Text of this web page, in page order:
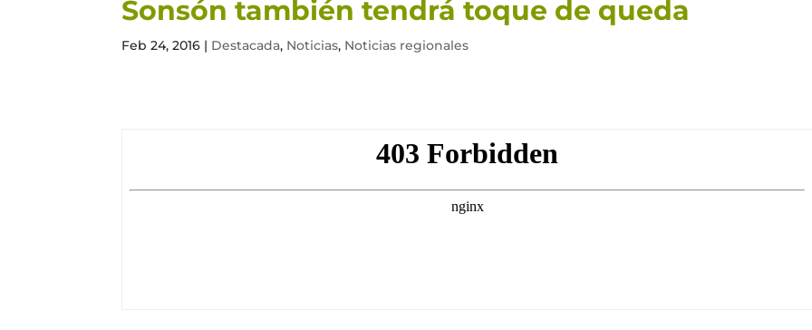
Sonsón también tendrá toque de queda
Feb 24, 2016 | Destacada, Noticias, Noticias regionales